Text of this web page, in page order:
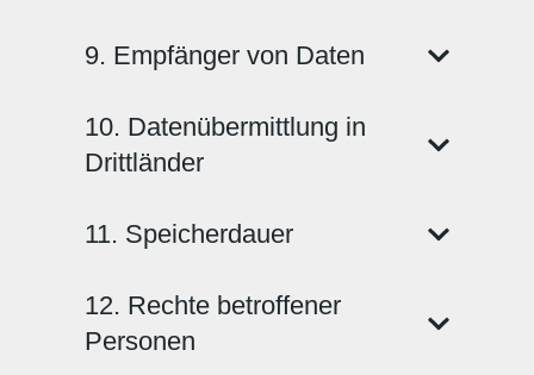
9. Empfänger von Daten
10. Datenübermittlung in
Drittländer
11. Speicherdauer
12. Rechte betroffener
Personen